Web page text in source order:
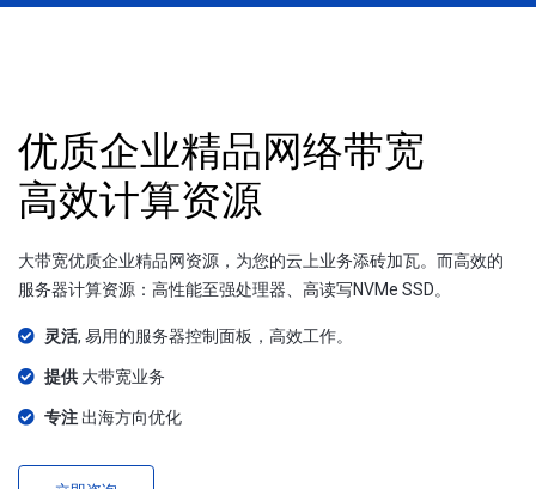
优质企业精品网络带宽
高效计算资源
大带宽优质企业精品网资源，为您的云上业务添砖加瓦。而高效的
服务器计算资源：高性能至强处理器、高读写NVMe SSD。
灵活, 易用的服务器控制面板，高效工作。
提供 大带宽业务
专注 出海方向优化